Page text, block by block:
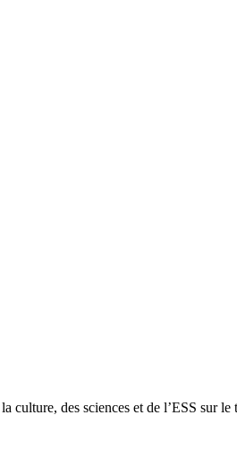
culture, des sciences et de l’ESS sur